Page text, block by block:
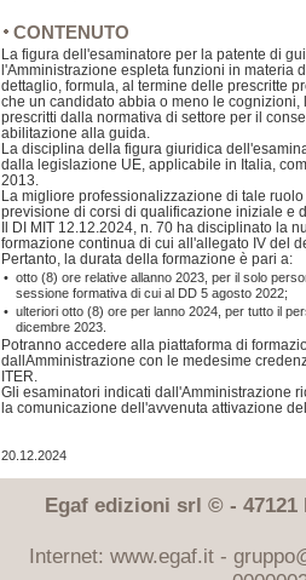
CONTENUTO
La figura dell'esaminatore per la patente di
l'Amministrazione espleta funzioni in materia
dettaglio, formula, al termine delle prescritte
che un candidato abbia o meno le cognizioni,
prescritti dalla normativa di settore per il
abilitazione alla guida.
La disciplina della figura giuridica
dalla legislazione UE, applicabile in Italia,
2013.
La migliore professionalizzazione di tale
previsione di corsi di qualificazione iniziale e
Il DI MIT 12.12.2024, n. 70 ha disciplinato la
formazione continua di cui all'allegato IV del
Pertanto, la durata della formazione è pari a:
• otto (8) ore relative allanno 2023, per il solo
sessione formativa di cui al DD 5 agosto 2022;
• ulteriori otto (8) ore per lanno 2024, per tutto il
dicembre 2023.
Potranno accedere alla piattaforma di
dallAmministrazione con le medesime
ITER.
Gli esaminatori indicati dall'Amministrazione
la comunicazione dell'avvenuta attivazione
20.12.2024
Egaf edizioni srl © - 47121
Internet: www.egaf.it -